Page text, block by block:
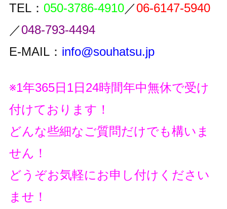
TEL： 050-3786-4910／06-6147-5940
／048-793-4494
E-MAIL： info@souhatsu.jp
※1年365日1日24時間年中無休で受け
付けております！
どんな些細なご質問だけでも構いま
せん！
どうぞお気軽にお申し付けください
ませ！